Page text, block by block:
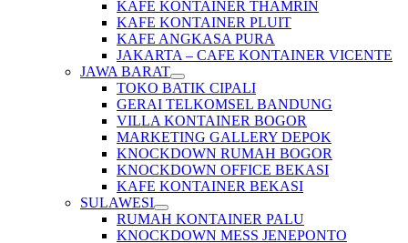
KAFE KONTAINER THAMRIN
KAFE KONTAINER PLUIT
KAFE ANGKASA PURA
JAKARTA – CAFE KONTAINER VICENTE
JAWA BARAT
TOKO BATIK CIPALI
GERAI TELKOMSEL BANDUNG
VILLA KONTAINER BOGOR
MARKETING GALLERY DEPOK
KNOCKDOWN RUMAH BOGOR
KNOCKDOWN OFFICE BEKASI
KAFE KONTAINER BEKASI
SULAWESI
RUMAH KONTAINER PALU
KNOCKDOWN MESS JENEPONTO